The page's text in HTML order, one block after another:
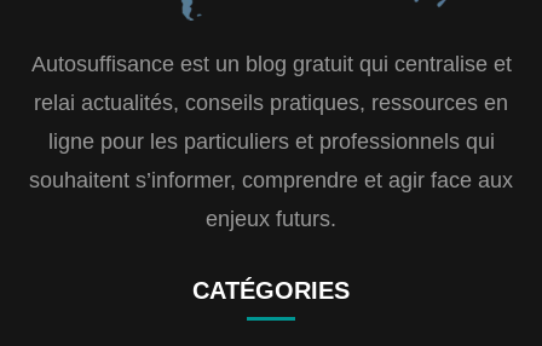
Autosuffisance est un blog gratuit qui centralise et
relai actualités, conseils pratiques, ressources en
ligne pour les particuliers et professionnels qui
souhaitent s’informer, comprendre et agir face aux
enjeux futurs.
CATÉGORIES